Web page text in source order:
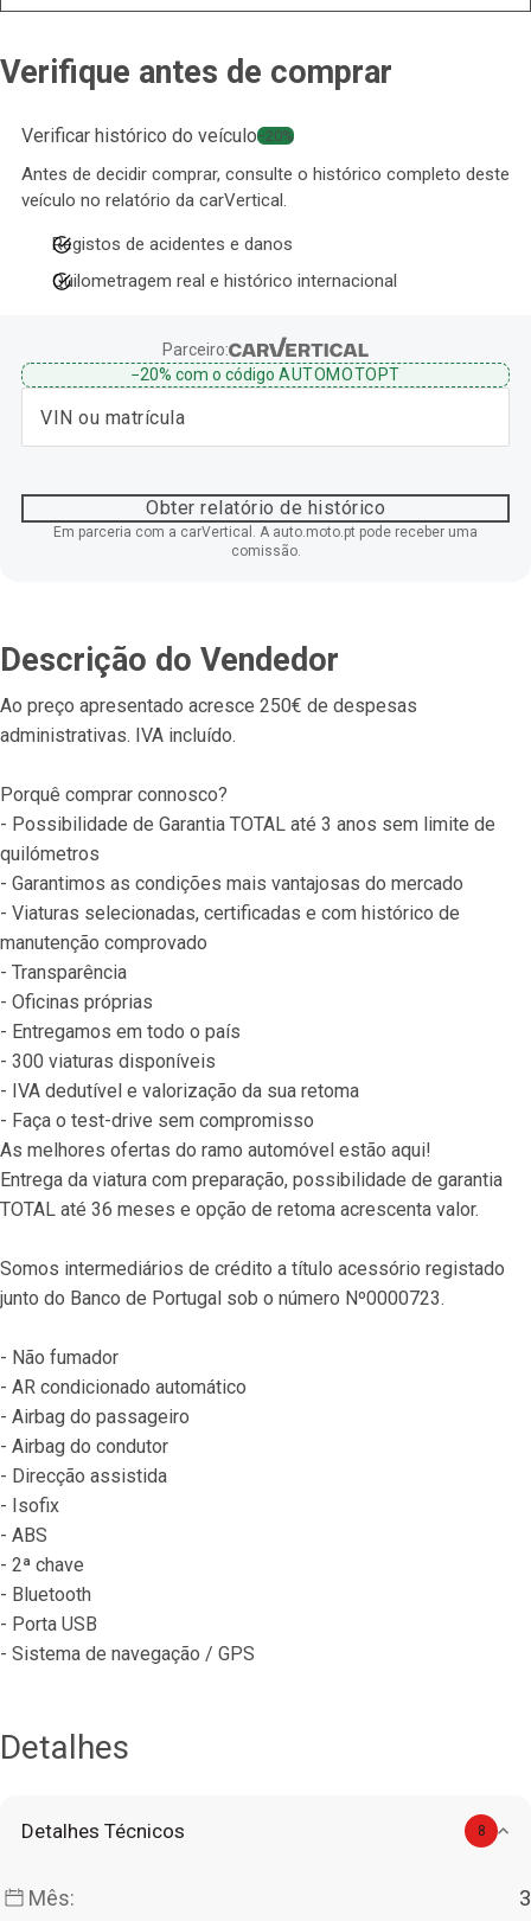
Verifique antes de comprar
Verificar histórico do veículo−20%
Antes de decidir comprar, consulte o histórico completo deste
veículo no relatório da carVertical.
Registos de acidentes e danos
Quilometragem real e histórico internacional
Parceiro:
−20%com o código AUTOMOTOPT
Obter relatório de histórico
Em parceria com a carVertical. A auto.moto.pt pode receber uma
comissão.
Descrição do Vendedor
Ao preço apresentado acresce 250€ de despesas
administrativas. IVA incluído.
Porquê comprar connosco?
- Possibilidade de Garantia TOTAL até 3 anos sem limite de
quilómetros
- Garantimos as condições mais vantajosas do mercado
- Viaturas selecionadas, certificadas e com histórico de
manutenção comprovado
- Transparência
- Oficinas próprias
- Entregamos em todo o país
- 300 viaturas disponíveis
- IVA dedutível e valorização da sua retoma
- Faça o test-drive sem compromisso
As melhores ofertas do ramo automóvel estão aqui!
Entrega da viatura com preparação, possibilidade de garantia
TOTAL até 36 meses e opção de retoma acrescenta valor.
Somos intermediários de crédito a título acessório registado
junto do Banco de Portugal sob o número Nº0000723.
- Não fumador
- AR condicionado automático
- Airbag do passageiro
- Airbag do condutor
- Direcção assistida
- Isofix
- ABS
- 2ª chave
- Bluetooth
- Porta USB
- Sistema de navegação / GPS
Detalhes
Detalhes Técnicos 8
Mês: 3